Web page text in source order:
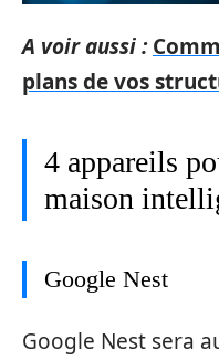
A voir aussi :
plans de vos
4 appareils
maison
Google Nest
Google Nest sera